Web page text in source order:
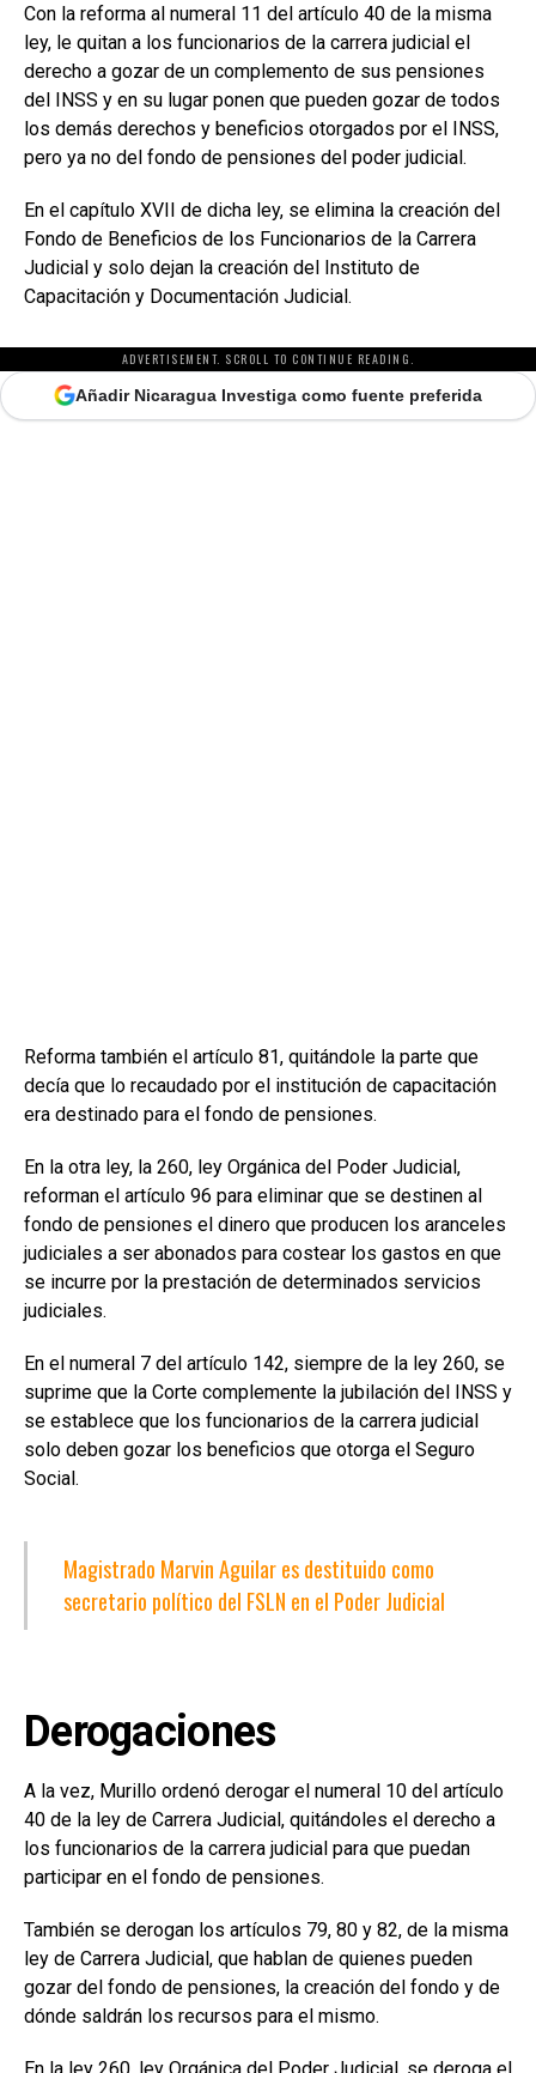
Con la reforma al numeral 11 del artículo 40 de la misma
ley, le quitan a los funcionarios de la carrera judicial el
derecho a gozar de un complemento de sus pensiones
del INSS y en su lugar ponen que pueden gozar de todos
los demás derechos y beneficios otorgados por el INSS,
pero ya no del fondo de pensiones del poder judicial.
En el capítulo XVII de dicha ley, se elimina la creación del
Fondo de Beneficios de los Funcionarios de la Carrera
Judicial y solo dejan la creación del Instituto de
Capacitación y Documentación Judicial.
ADVERTISEMENT. SCROLL TO CONTINUE READING.
Añadir Nicaragua Investiga como fuente preferida
Reforma también el artículo 81, quitándole la parte que
decía que lo recaudado por el institución de capacitación
era destinado para el fondo de pensiones.
En la otra ley, la 260, ley Orgánica del Poder Judicial,
reforman el artículo 96 para eliminar que se destinen al
fondo de pensiones el dinero que producen los aranceles
judiciales a ser abonados para costear los gastos en que
se incurre por la prestación de determinados servicios
judiciales.
En el numeral 7 del artículo 142, siempre de la ley 260, se
suprime que la Corte complemente la jubilación del INSS y
se establece que los funcionarios de la carrera judicial
solo deben gozar los beneficios que otorga el Seguro
Social.
Magistrado Marvin Aguilar es destituido como
secretario político del FSLN en el Poder Judicial
Derogaciones
A la vez, Murillo ordenó derogar el numeral 10 del artículo
40 de la ley de Carrera Judicial, quitándoles el derecho a
los funcionarios de la carrera judicial para que puedan
participar en el fondo de pensiones.
También se derogan los artículos 79, 80 y 82, de la misma
ley de Carrera Judicial, que hablan de quienes pueden
gozar del fondo de pensiones, la creación del fondo y de
dónde saldrán los recursos para el mismo.